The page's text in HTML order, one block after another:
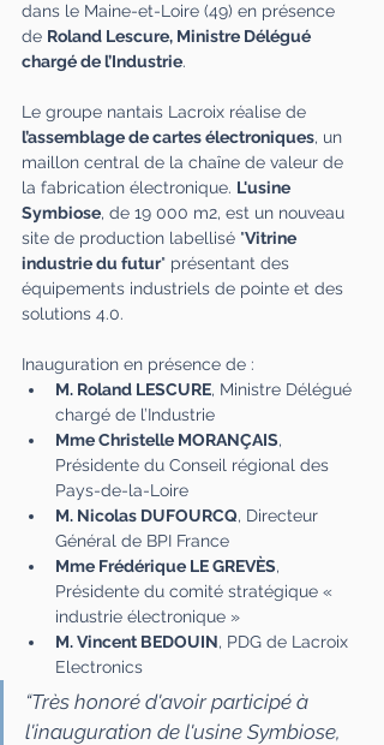
dans le Maine-et-Loire (49) en présence
de Roland Lescure, Ministre Délégué
chargé de l’Industrie.
Le groupe nantais Lacroix réalise de
l’assemblage de cartes électroniques, un
maillon central de la chaîne de valeur de
la fabrication électronique. L'usine
Symbiose, de 19 000 m2, est un nouveau
site de production labellisé "Vitrine
industrie du futur" présentant des
équipements industriels de pointe et des
solutions 4.0.
Inauguration en présence de :
M. Roland LESCURE, Ministre Délégué
chargé de l’Industrie
Mme Christelle MORANÇAIS,
Présidente du Conseil régional des
Pays-de-la-Loire
M. Nicolas DUFOURCQ, Directeur
Général de BPI France
Mme Frédérique LE GREVÈS,
Présidente du comité stratégique «
industrie électronique »
M. Vincent BEDOUIN, PDG de Lacroix
Electronics
“Très honoré d'avoir participé à
l'inauguration de l'usine Symbiose,